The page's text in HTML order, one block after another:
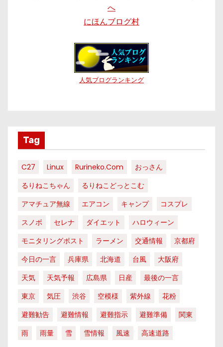
にほんブログ村
人気ブログランキング
Tag
C27 Linux Rurineko.com
おっさん
るりねこちゃん
るりねこどっとこむ
アマチュア無線
エアコン キャンプ
コスプレ
スノボ
セレナ ダイエット
ハロウィーン
モニタリングポスト
ラーメン 交通情報
京都府
今日の一言
兵庫県 北海道 台風
大阪府
天気
天気予報 広島県 日産
最後の一言
東京
気圧 渋谷 空模様 紫外線
花粉
避難勧告
避難情報 避難指示 避難準備
関東
雨
雨量 雪 雪情報 風速 高速道路